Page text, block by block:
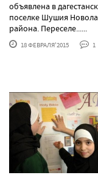
объявлена в
поселке Шушия
района. Переселе......
18 ФЕВРАЛЯ'2015 1